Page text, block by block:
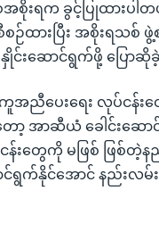
ရက ခွင့်ပြုထားပါတယ်
ထားပြီး အစိုးရသစ် ဖွဲ့
ဆောင်ရွက်ဖို့ ပြောဆိုခဲ့
အညီပေးရေး လုပ်ငန်း
အာဆီယံ ခေါင်းဆော
းတွေကို မဖြစ် ဖြစ်တဲ့န
င်ရွက်နိုင်အောင် နည်းလမ်